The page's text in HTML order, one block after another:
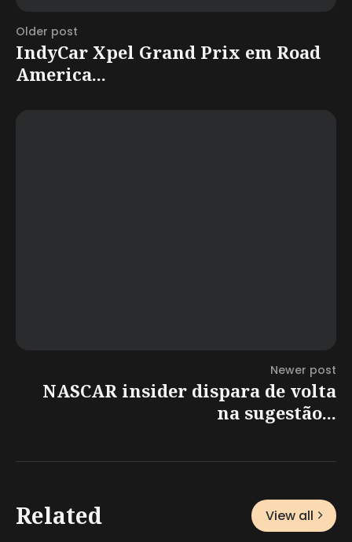
Older post
IndyCar Xpel Grand Prix em Road
America...
Newer post
NASCAR insider dispara de volta
na sugestão...
Related View all